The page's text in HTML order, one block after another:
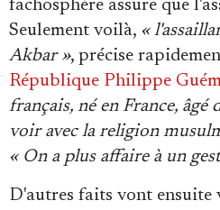
fachosphère assure que
Seulement voilà, «
Akbar », précise
République Philippe
français, né en France, âgé
voir avec la religion
« On a plus affaire à un
D'autres faits vont